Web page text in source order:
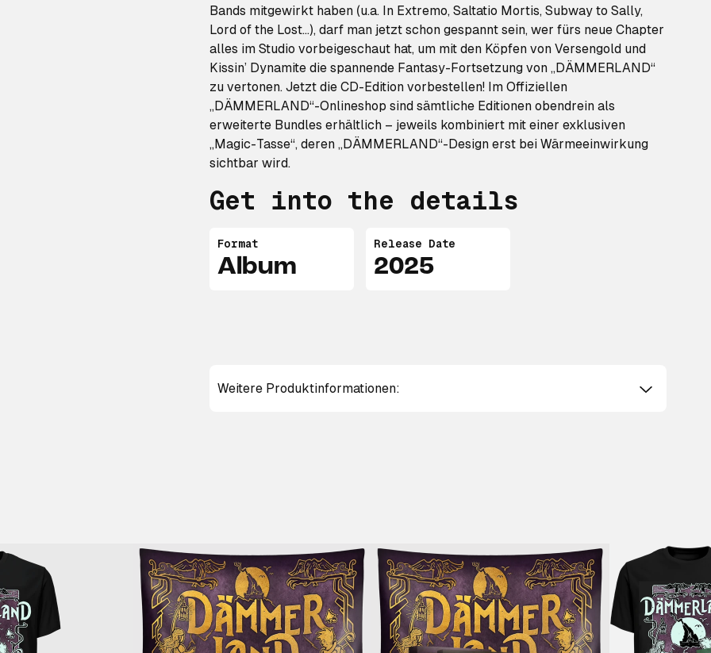
Bands mitgewirkt haben (u.a. In Extremo, Saltatio Mortis, Subway to Sally,
Lord of the Lost...), darf man jetzt schon gespannt sein, wer fürs neue Chapter
alles im Studio vorbeigeschaut hat, um mit den Köpfen von Versengold und
Kissin’ Dynamite die spannende Fantasy-Fortsetzung von „DÄMMERLAND“
zu vertonen. Jetzt die CD-Edition vorbestellen! Im Offiziellen
„DÄMMERLAND“-Onlineshop sind sämtliche Editionen obendrein als
erweiterte Bundles erhältlich – jeweils kombiniert mit einer exklusiven
„Magic-Tasse“, deren „DÄMMERLAND“-Design erst bei Wärmeeinwirkung
sichtbar wird.
Get into the details
Format
Album
Release Date
2025
Weitere Produktinformationen: